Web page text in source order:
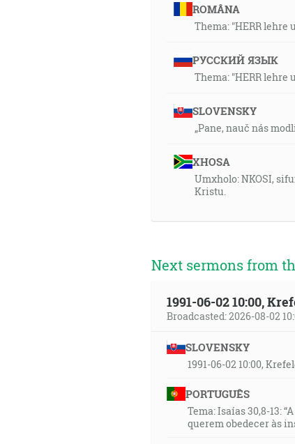
ROMÂNA
Thema: "HERR
РУССКИЙ ЯЗЫК
Thema: "HERR
SLOVENSKY
„Pane, nauč nás
XHOSA
Umxholo: NKOSI,
Kristu.
Next sermons from
1991-06-02 10:00,
Broadcasted: 2026-08-02
SLOVENSKY
1991-06-02 10:00,
PORTUGUÊS
Tema: Isaías 30,8-13:
querem obedecer às